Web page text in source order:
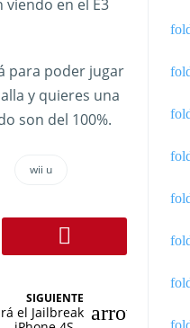
en el E3
para poder jugar
y quieres una
son del 100%.
wii u
SIGUIENTE
el Jailbreak